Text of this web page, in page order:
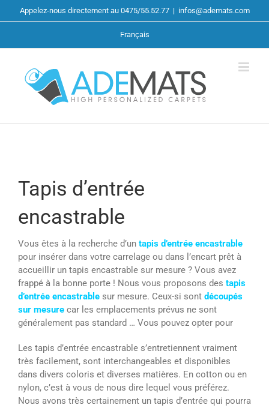
Passer
au
Appelez-nous directement au 0475/55.52.77 | infos@ademats.com
Français
Tapis d’entrée
encastrable
Vous êtes à la recherche d’un tapis d’entrée encastrable
pour insérer dans votre carrelage ou dans l’encart prêt à
accueillir un tapis encastrable sur mesure ? Vous avez
frappé à la bonne porte ! Nous vous proposons des tapis
d’entrée encastrable sur mesure. Ceux-si sont découpés
sur mesure car les emplacements prévus ne sont
généralement pas standard … Vous pouvez opter pour
Les tapis d’entrée encastrable s’entretiennent vraiment
très facilement, sont interchangeables et disponibles
dans divers coloris et diverses matières. En cotton ou en
nylon, c’est à vous de nous dire lequel vous préférez.
Nous avons très certainement un tapis d’entrée qui pourra